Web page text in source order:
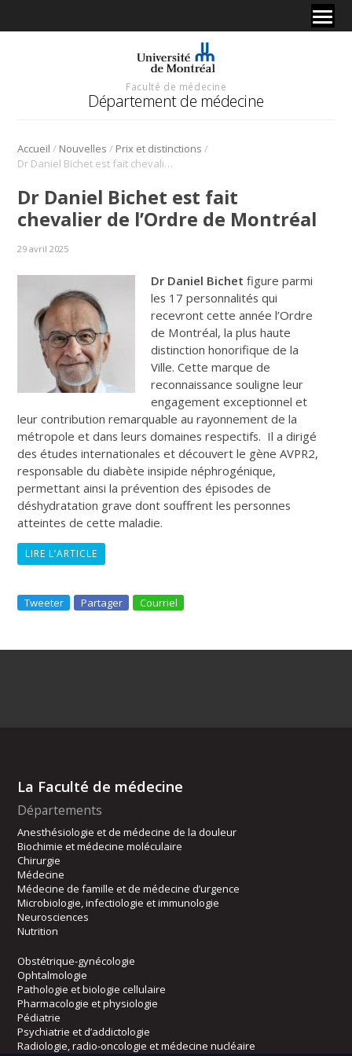
Faculté de médecine
Département de médecine
Accueil / Nouvelles / Prix et distinctions /
Dr Daniel Bichet est fait chevalier de l’Ordre de Montréal
Dr Daniel Bichet est fait
chevalier de l’Ordre de Montréal
29 avril 2025
Dr Daniel Bichet figure parmi
les 17 personnalités qui
recevront cette année l’Ordre
de Montréal, la plus haute
distinction honorifique de la
Ville. Cette marque de
reconnaissance souligne leur
engagement exceptionnel et
leur contribution remarquable au rayonnement de la
métropole et dans leurs domaines respectifs. Il a dirigé
des études internationales et découvert le gène AVPR2,
responsable du diabète insipide néphrogénique,
permettant ainsi la prévention des épisodes de
déshydratation grave dont souffrent les personnes
atteintes de cette maladie.
LIRE L’ARTICLE
Tweeter Partager Courriel
La Faculté de médecine
Départements
Anesthésiologie et de médecine de la douleur
Biochimie et médecine moléculaire
Chirurgie
Médecine
Médecine de famille et de médecine d’urgence
Microbiologie, infectiologie et immunologie
Neurosciences
Nutrition
Obstétrique-gynécologie
Ophtalmologie
Pathologie et biologie cellulaire
Pharmacologie et physiologie
Pédiatrie
Psychiatrie et d’addictologie
Radiologie, radio-oncologie et médecine nucléaire